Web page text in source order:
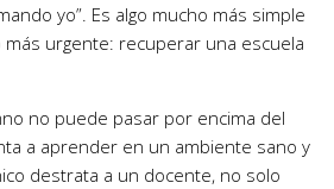
yo”. Es algo mucho más simple
más urgente: recuperar una escuela
no puede pasar por encima del
a aprender en un ambiente sano y
destrata a un docente, no solo